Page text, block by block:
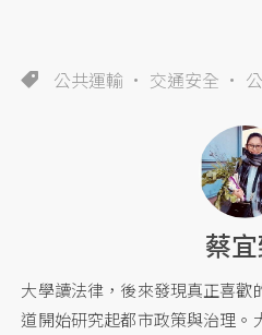
公共運輸 交通安全
蔡
大學讀法律，後來發現真正喜歡
道開始研究起都市政策與治理。